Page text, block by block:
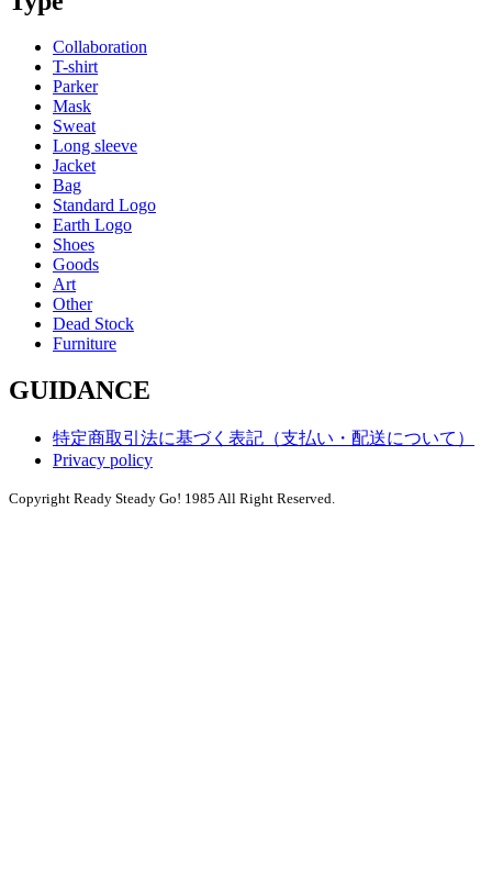
Collaboration
T-shirt
Parker
Mask
Sweat
Long sleeve
Jacket
Bag
Standard Logo
Earth Logo
Shoes
Goods
Art
Other
Dead Stock
Furniture
GUIDANCE
特定商取引法に基づく表記（支払い・配送について）
Privacy policy
Copyright Ready Steady Go! 1985 All Right Reserved.